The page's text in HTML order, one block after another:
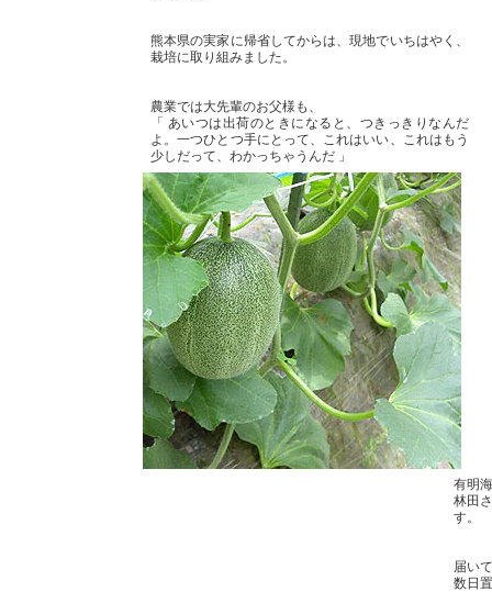
熊本県の実家に帰省してからは、現地でいちはやく、
栽培に取り組みました。
農業では大先輩のお父様も、
「 あいつは出荷のときになると、つきっきりなんだ
よ。一つひとつ手にとって、これはいい、これはもう
少しだって、わかっちゃうんだ 」
有明
林田
す。
届い
数日